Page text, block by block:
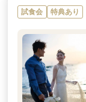
8/9(日)
8/9(日)
8/9(日)
試食会 特典あり